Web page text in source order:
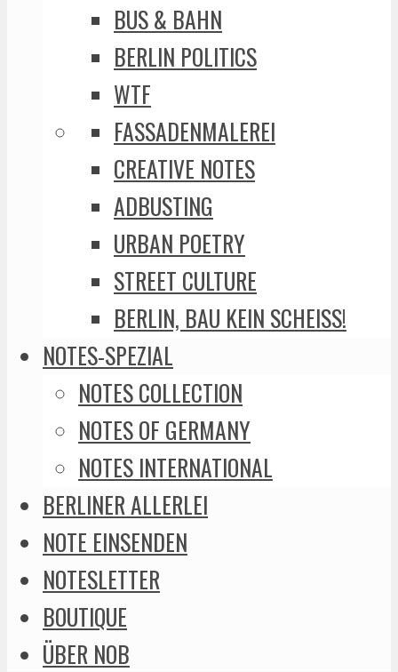
BUS & BAHN
BERLIN POLITICS
WTF
FASSADENMALEREI
CREATIVE NOTES
ADBUSTING
URBAN POETRY
STREET CULTURE
BERLIN, BAU KEIN SCHEISS!
NOTES-SPEZIAL
NOTES COLLECTION
NOTES OF GERMANY
NOTES INTERNATIONAL
BERLINER ALLERLEI
NOTE EINSENDEN
NOTESLETTER
BOUTIQUE
ÜBER NOB